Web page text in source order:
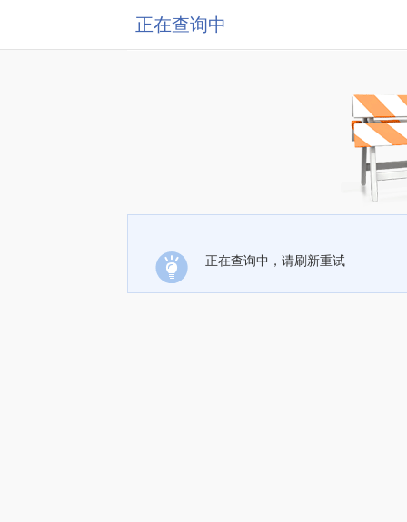
正在查询中
正在查询中，请刷新重试